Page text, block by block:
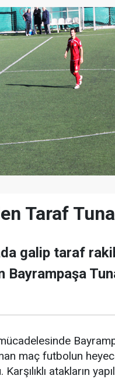
Taraf
galip taraf
Bayrampaşa
maç futbolun
atakların